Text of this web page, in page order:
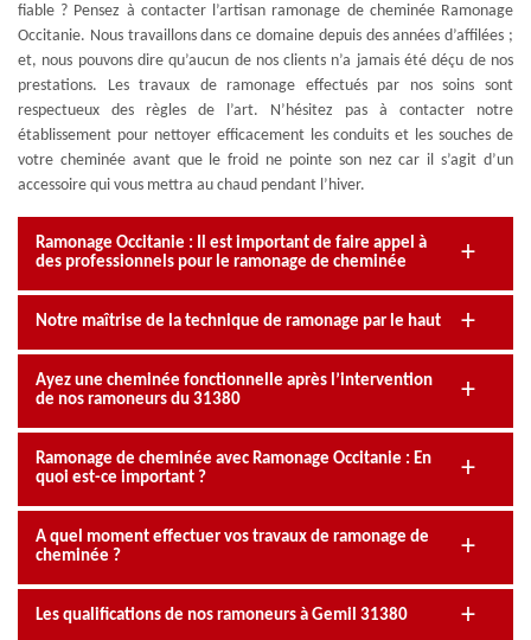
fiable ? Pensez à contacter l’artisan ramonage de cheminée Ramonage
Occitanie. Nous travaillons dans ce domaine depuis des années d’affilées ;
et, nous pouvons dire qu’aucun de nos clients n’a jamais été déçu de nos
prestations. Les travaux de ramonage effectués par nos soins sont
respectueux des règles de l’art. N’hésitez pas à contacter notre
établissement pour nettoyer efficacement les conduits et les souches de
votre cheminée avant que le froid ne pointe son nez car il s’agit d’un
accessoire qui vous mettra au chaud pendant l’hiver.
Ramonage Occitanie : Il est important de faire appel à
des professionnels pour le ramonage de cheminée
Notre maîtrise de la technique de ramonage par le haut
Ayez une cheminée fonctionnelle après l’intervention
de nos ramoneurs du 31380
Ramonage de cheminée avec Ramonage Occitanie : En
quoi est-ce important ?
A quel moment effectuer vos travaux de ramonage de
cheminée ?
Les qualifications de nos ramoneurs à Gemil 31380